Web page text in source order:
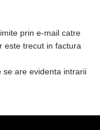
prin e-mail catre
este trecut in factura
se are evidenta intrarii